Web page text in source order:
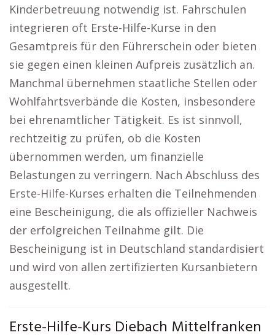
Kinderbetreuung notwendig ist. Fahrschulen
integrieren oft Erste-Hilfe-Kurse in den
Gesamtpreis für den Führerschein oder bieten
sie gegen einen kleinen Aufpreis zusätzlich an.
Manchmal übernehmen staatliche Stellen oder
Wohlfahrtsverbände die Kosten, insbesondere
bei ehrenamtlicher Tätigkeit. Es ist sinnvoll,
rechtzeitig zu prüfen, ob die Kosten
übernommen werden, um finanzielle
Belastungen zu verringern. Nach Abschluss des
Erste-Hilfe-Kurses erhalten die Teilnehmenden
eine Bescheinigung, die als offizieller Nachweis
der erfolgreichen Teilnahme gilt. Die
Bescheinigung ist in Deutschland standardisiert
und wird von allen zertifizierten Kursanbietern
ausgestellt.
Erste-Hilfe-Kurs Diebach Mittelfranken